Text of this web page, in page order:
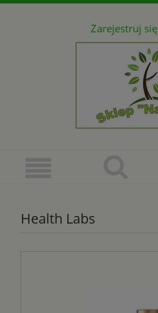
Zarejestruj się
Health Labs